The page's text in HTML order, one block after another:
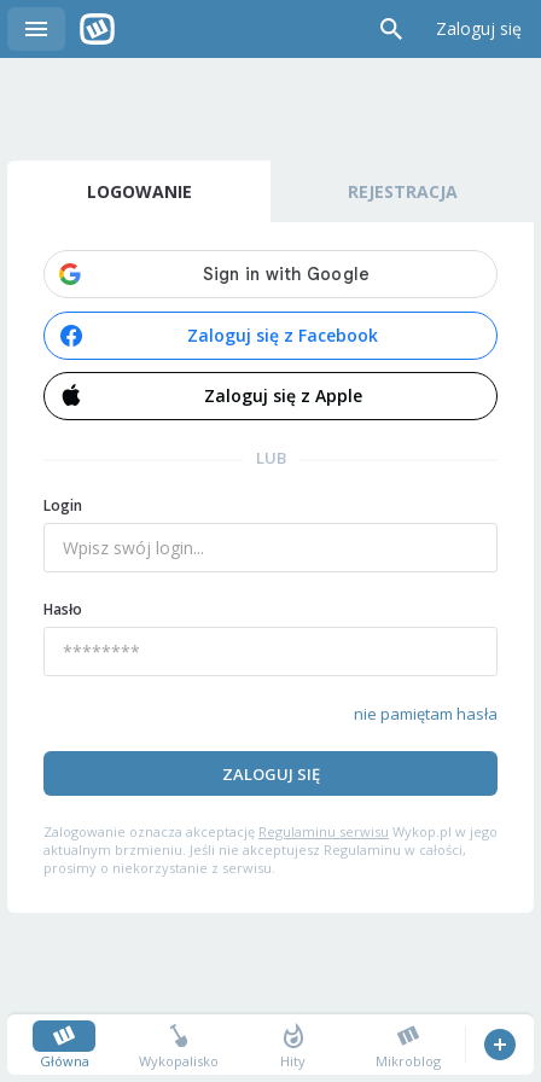
Zaloguj się
LOGOWANIE REJESTRACJA
Zaloguj się z Facebook
Zaloguj się z Apple
LUB
Login
Hasło
nie pamiętam hasła
ZALOGUJ SIĘ
Zalogowanie oznacza akceptację Regulaminu serwisu Wykop.pl w jego
aktualnym brzmieniu. Jeśli nie akceptujesz Regulaminu w całości,
prosimy o niekorzystanie z serwisu.
Główna Wykopalisko Hity Mikroblog